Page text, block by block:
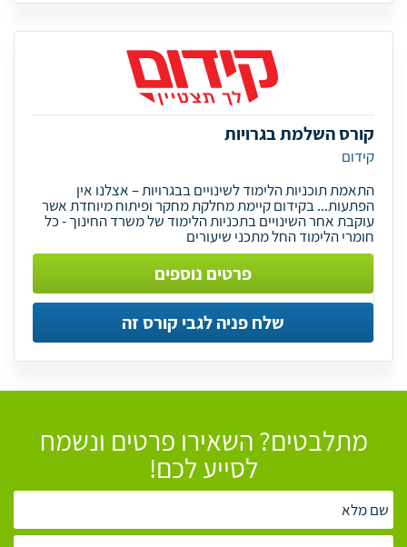
קורס השלמת בגרויות
קידום
התאמת תוכניות הלימוד לשינויים בבגרויות – אצלנו אין
הפתעות... בקידום קיימת מחלקת מחקר ופיתוח מיוחדת אשר
עוקבת אחר השינויים בתכניות הלימוד של משרד החינוך - כל
חומרי הלימוד החל מתכני שיעורים
פרטים נוספים
שלח פניה לגבי קורס זה
מתלבטים? השאירו פרטים ונשמח
לסייע לכם!